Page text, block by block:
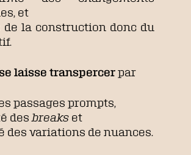
et
la construction donc du
laisse transpercer par
passages prompts,
des breaks et
des variations de nuances.